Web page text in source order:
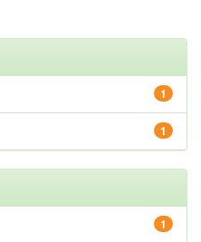
1
1
1